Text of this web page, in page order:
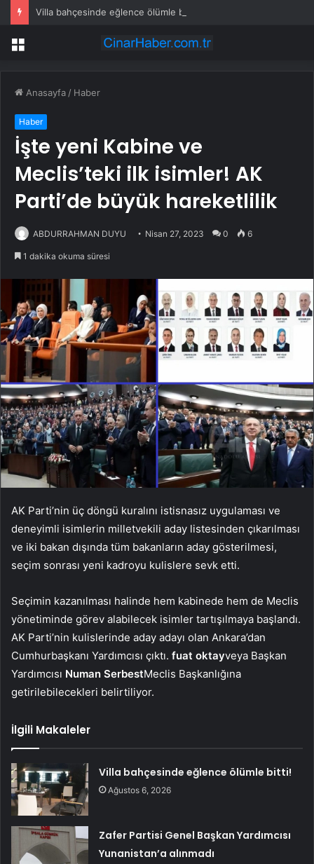
Villa bahçesinde eğlence ölümle bitti!
Menü
Anasayfa / Haber
Haber
İşte yeni Kabine ve
Meclis’teki ilk isimler! AK
Parti’de büyük hareketlilik
ABDURRAHMAN DUYU Nisan 27, 2023 0 6
1 dakika okuma süresi
AK Parti’nin üç döngü kuralını istisnasız uygulaması ve
deneyimli isimlerin milletvekili aday listesinden çıkarılması
ve iki bakan dışında tüm bakanların aday gösterilmesi,
seçim sonrası yeni kadroyu kulislere sevk etti.
Seçimin kazanılması halinde hem kabinede hem de Meclis
yönetiminde görev alabilecek isimler tartışılmaya başlandı.
AK Parti’nin kulislerinde aday adayı olan Ankara’dan
Cumhurbaşkanı Yardımcısı çıktı. fuat oktayveya Başkan
Yardımcısı Numan SerbestMeclis Başkanlığına
getirilebilecekleri belirtiliyor.
İlgili Makaleler
Villa bahçesinde eğlence ölümle bitti!
Ağustos 6, 2026
Zafer Partisi Genel Başkan Yardımcısı
Yunanistan’a alınmadı